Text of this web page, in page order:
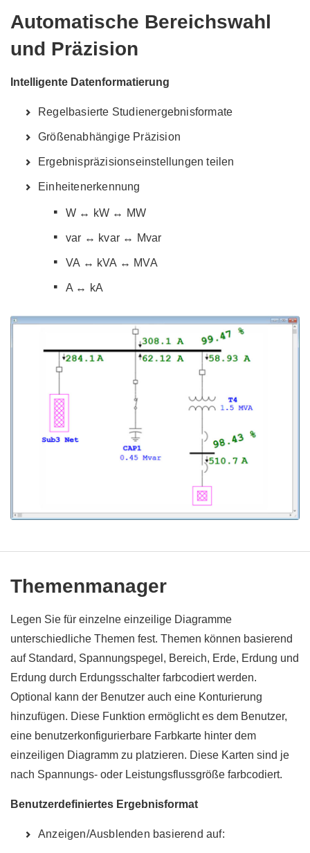
Automatische Bereichswahl
und Präzision
Intelligente Datenformatierung
Regelbasierte Studienergebnisformate
Größenabhängige Präzision
Ergebnispräzisionseinstellungen teilen
Einheitenerkennung
W ↔ kW ↔ MW
var ↔ kvar ↔ Mvar
VA ↔ kVA ↔ MVA
A ↔ kA
Themenmanager
Legen Sie für einzelne einzeilige Diagramme
unterschiedliche Themen fest. Themen können basierend
auf Standard, Spannungspegel, Bereich, Erde, Erdung und
Erdung durch Erdungsschalter farbcodiert werden.
Optional kann der Benutzer auch eine Konturierung
hinzufügen. Diese Funktion ermöglicht es dem Benutzer,
eine benutzerkonfigurierbare Farbkarte hinter dem
einzeiligen Diagramm zu platzieren. Diese Karten sind je
nach Spannungs- oder Leistungsflussgröße farbcodiert.
Benutzerdefiniertes Ergebnisformat
Anzeigen/Ausblenden basierend auf: